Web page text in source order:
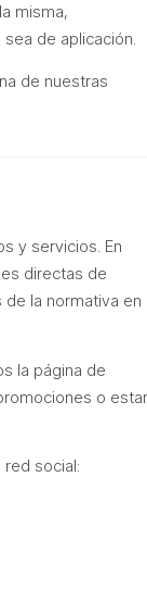
misma,
de aplicación.
de nuestras
y servicios. En
directas de
la normativa en
la página de
o estar
social: